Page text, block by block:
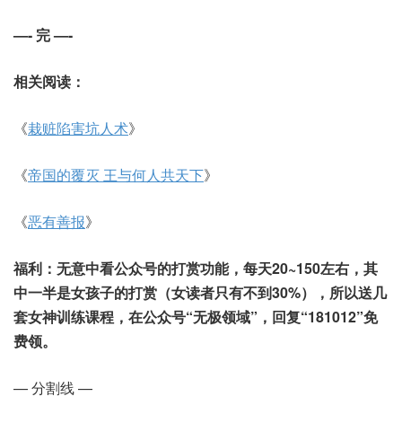
—- 完 —-
相关阅读：
《栽赃陷害坑人术》
《帝国的覆灭 王与何人共天下》
《恶有善报》
福利：无意中看公众号的打赏功能，每天20~150左右，其
中一半是女孩子的打赏（女读者只有不到30%），所以送几
套女神训练课程，在公众号“无极领域”，回复“181012”免
费领。
— 分割线 —